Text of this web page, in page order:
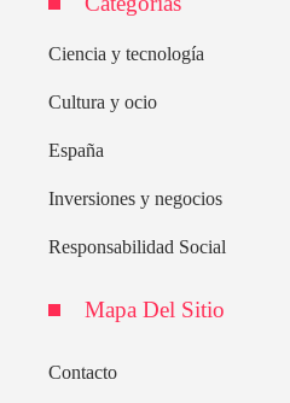
Ciencia y tecnología
Cultura y ocio
España
Inversiones y negocios
Responsabilidad Social
Mapa Del Sitio
Contacto